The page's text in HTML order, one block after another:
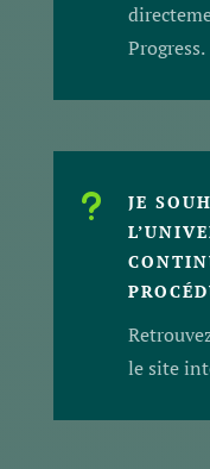
Progress.
u
JE
le site